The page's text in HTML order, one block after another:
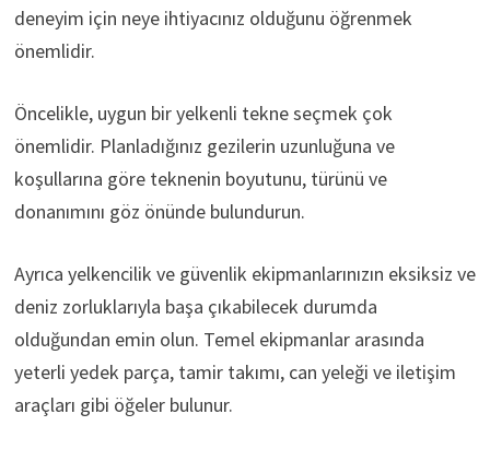
deneyim için neye ihtiyacınız olduğunu öğrenmek
önemlidir.
Öncelikle, uygun bir yelkenli tekne seçmek çok
önemlidir. Planladığınız gezilerin uzunluğuna ve
koşullarına göre teknenin boyutunu, türünü ve
donanımını göz önünde bulundurun.
Ayrıca yelkencilik ve güvenlik ekipmanlarınızın eksiksiz ve
deniz zorluklarıyla başa çıkabilecek durumda
olduğundan emin olun. Temel ekipmanlar arasında
yeterli yedek parça, tamir takımı, can yeleği ve iletişim
araçları gibi öğeler bulunur.